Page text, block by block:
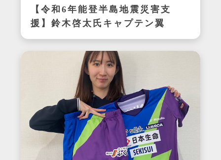
【令和6年能登半島地震災害支
援】鈴木啓太氏キャプテン翼
CUP かつしか2024エキシビ
ジョンマッチ着用サイン入り
明和ユニフォーム